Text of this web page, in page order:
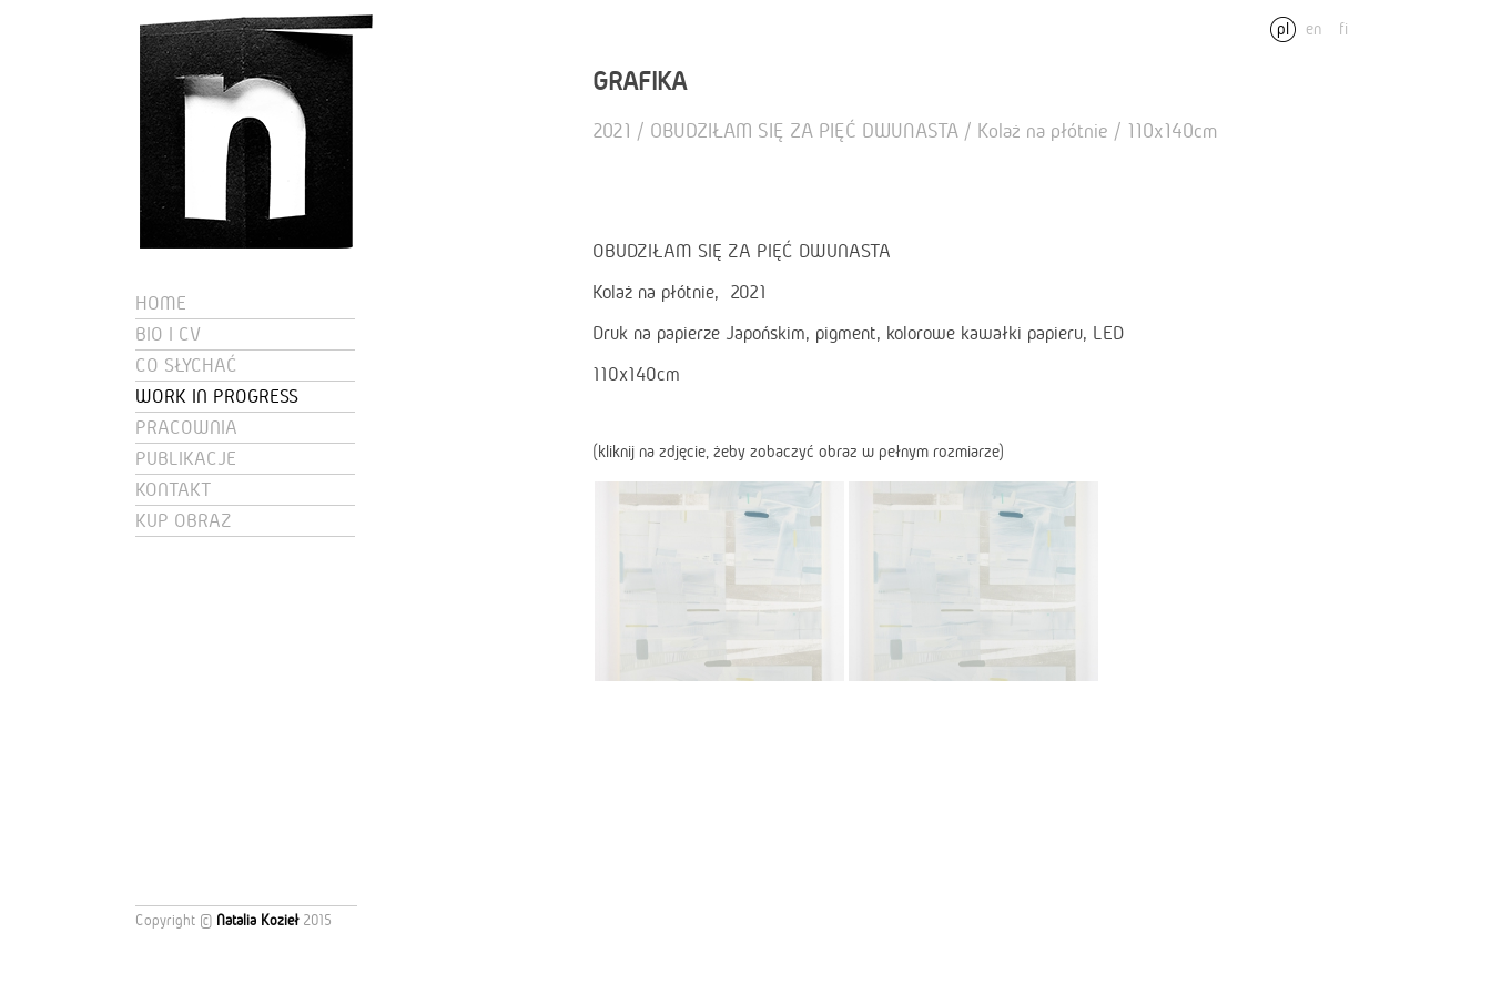
pl en fi
HOME
BIO I CV
CO SŁYCHAĆ
WORK IN PROGRESS
PRACOWNIA
PUBLIKACJE
KONTAKT
KUP OBRAZ
GRAFIKA
2021 / OBUDZIŁAM SIĘ ZA PIĘĆ DWUNASTA / Kolaż na płótnie / 110x140cm
OBUDZIŁAM SIĘ ZA PIĘĆ DWUNASTA
Kolaż na płótnie, 2021
Druk na papierze Japońskim, pigment, kolorowe kawałki papieru, LED
110x140cm
(kliknij na zdjęcie, żeby zobaczyć obraz w pełnym rozmiarze)
Copyright © Natalia Kozieł2015